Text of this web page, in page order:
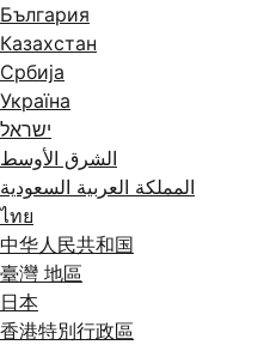
България
Казахстан
Србија
Україна
ישראל
الشرق الأوسط
المملكة العربية السعودية
ไทย
中华人民共和国
臺灣 地區
日本
香港特別行政區